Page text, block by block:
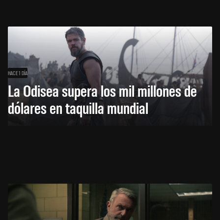
HACE 1 DÍA
La Odisea supera los mil millones de
dólares en taquilla mundial